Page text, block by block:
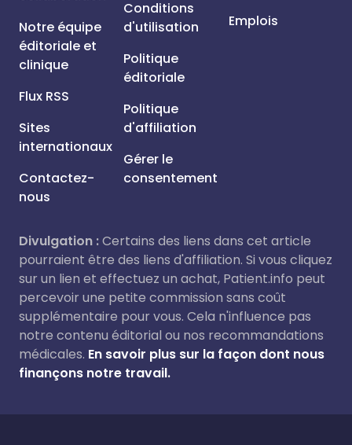
Notre équipe
éditoriale et
clinique
Flux RSS
Sites
internationaux
Contactez-
nous
Conditions
d'utilisation
Politique
éditoriale
Politique
d'affiliation
Gérer le
consentement
Emplois
Divulgation :Certains des liens dans cet article
pourraient être des liens d'affiliation. Si vous cliquez
sur un lien et effectuez un achat, Patient.info peut
percevoir une petite commission sans coût
supplémentaire pour vous. Cela n'influence pas
notre contenu éditorial ou nos recommandations
médicales. En savoir plus sur la façon dont nous
finançons notre travail.